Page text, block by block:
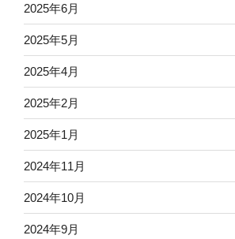
2025年6月
2025年5月
2025年4月
2025年2月
2025年1月
2024年11月
2024年10月
2024年9月